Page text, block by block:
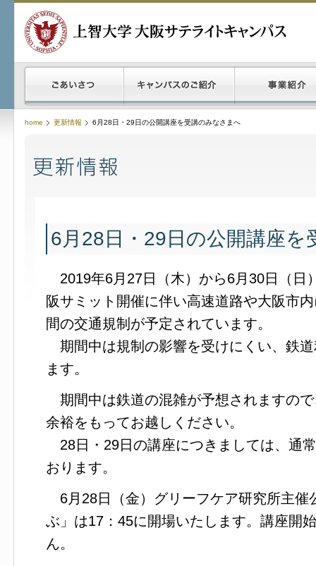
home 更新情報 6月28日・29日の公開講座を受講のみなさまへ
6月28日・29日の公開講座を
2019年6月27日（木）から6月30日（日
阪サミット開催に伴い高速道路や大阪市
間の交通規制が予定されています。
期間中は規制の影響を受けにくい、鉄
ます。
期間中は鉄道の混雑が予想されますの
余裕をもってお越しください。
28日・29日の講座につきましては、通
おります。
6月28日（金）グリーフケア研究所主催
ぶ」は17：45に開場いたします。講座開
ん。